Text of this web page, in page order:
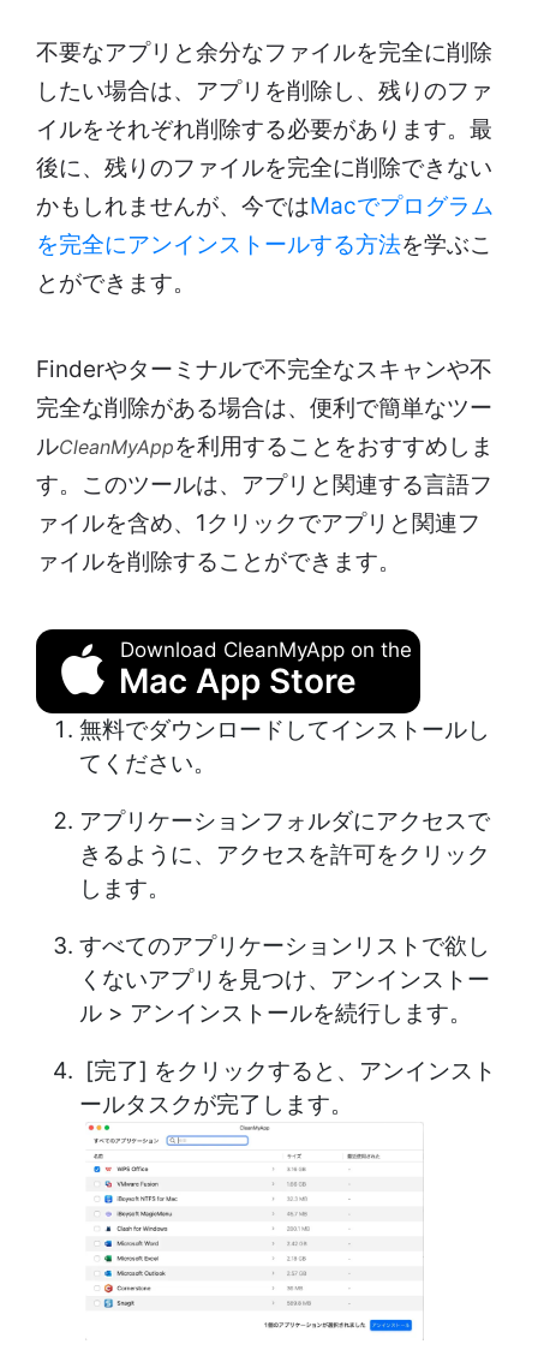
不要なアプリと余分なファイルを完全に削除
したい場合は、アプリを削除し、残りのファ
イルをそれぞれ削除する必要があります。最
後に、残りのファイルを完全に削除できない
かもしれませんが、今ではMacでプログラム
を完全にアンインストールする方法を学ぶこ
とができます。
Finderやターミナルで不完全なスキャンや不
完全な削除がある場合は、便利で簡単なツー
ルCleanMyAppを利用することをおすすめしま
す。このツールは、アプリと関連する言語フ
ァイルを含め、1クリックでアプリと関連フ
ァイルを削除することができます。
Download CleanMyApp on the
Mac App Store
無料でダウンロードしてインストールし
てください。
アプリケーションフォルダにアクセスで
きるように、アクセスを許可をクリック
します。
すべてのアプリケーションリストで欲し
くないアプリを見つけ、アンインストー
ル > アンインストールを続行します。
[完了] をクリックすると、アンインスト
ールタスクが完了します。